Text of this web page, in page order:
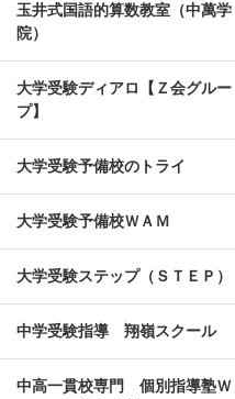
玉井式国語的算数教室（中萬学
院）
大学受験ディアロ【Ｚ会グルー
プ】
大学受験予備校のトライ
大学受験予備校ＷＡＭ
大学受験ステップ（ＳＴＥＰ）
中学受験指導 翔嶺スクール
中高一貫校専門 個別指導塾Ｗ